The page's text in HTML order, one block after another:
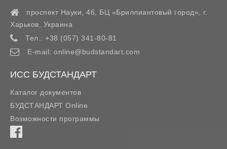
проспект Науки, 46, БЦ «Бриллиантовый город»,
г.
Харьков
Украина
Тел.: +38 (057) 341-80-81
E-mail: online@budstandart.com
ИСС БУДСТАНДАРТ
Каталог документов
БУДСТАНДАРТ Online
Возможности программы